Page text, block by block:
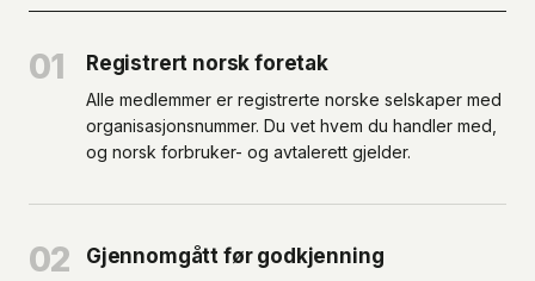
01 Registrert norsk foretak
Alle medlemmer er registrerte norske selskaper med
organisasjonsnummer. Du vet hvem du handler med,
og norsk forbruker- og avtalerett gjelder.
02 Gjennomgått før godkjenning